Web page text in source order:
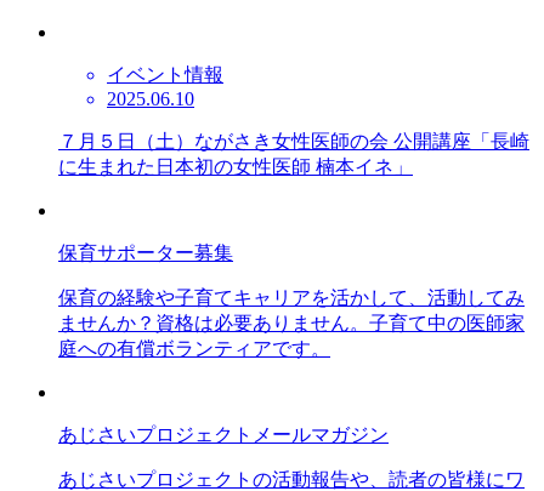
イベント情報
2025.06.10
７月５日（土）ながさき女性医師の会 公開講座「長崎
に生まれた日本初の女性医師 楠本イネ」
保育サポーター募集
保育の経験や子育てキャリアを活かして、活動してみ
ませんか？資格は必要ありません。子育て中の医師家
庭への有償ボランティアです。
あじさいプロジェクトメールマガジン
あじさいプロジェクトの活動報告や、読者の皆様にワ